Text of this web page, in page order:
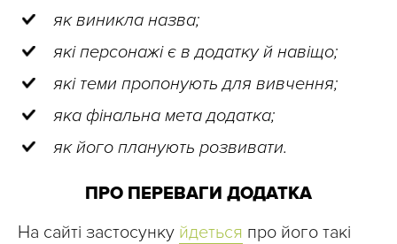
як виникла назва;
які персонажі є в додатку й навіщо;
які теми пропонують для вивчення;
яка фінальна мета додатка;
як його планують розвивати.
ПРО ПЕРЕВАГИ ДОДАТКА
На сайті застосунку йдеться про його такі